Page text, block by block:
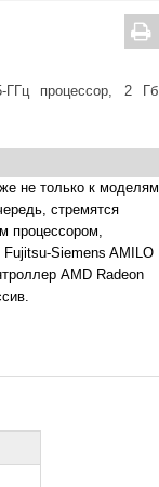
ГГц процессор, 2 Гб
не только к моделям
стремятся
процессором,
Siemens AMILO
AMD Radeon